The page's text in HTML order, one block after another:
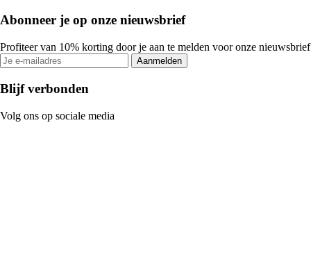
Abonneer je op onze nieuwsbrief
Profiteer van 10% korting door je aan te melden voor onze nieuwsbrief
Aanmelden
Blijf verbonden
Volg ons op sociale media